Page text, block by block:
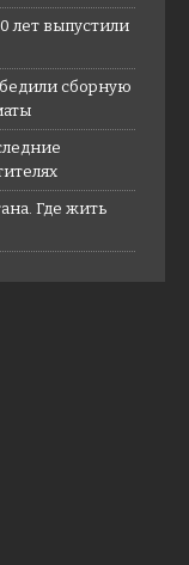
лет выпустили
сборную
Где жить